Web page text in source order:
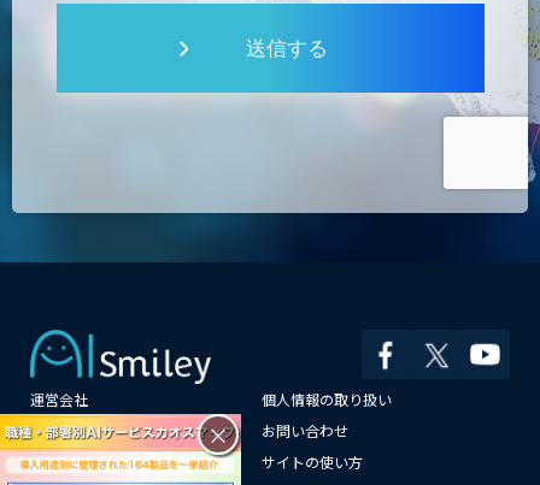
送信する
運営会社
個人情報の取り扱い
よくある質問
お問い合わせ
メールマガジン登録
サイトの使い方
×